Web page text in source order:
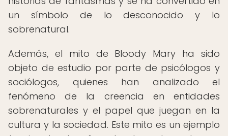
un símbolo de lo desconocido y lo
sobrenatural.
Además, el mito de Bloody Mary ha sido
objeto de estudio por parte de psicólogos y
sociólogos, quienes han analizado el
fenómeno de la creencia en entidades
sobrenaturales y el papel que juegan en la
cultura y la sociedad. Este mito es un ejemplo